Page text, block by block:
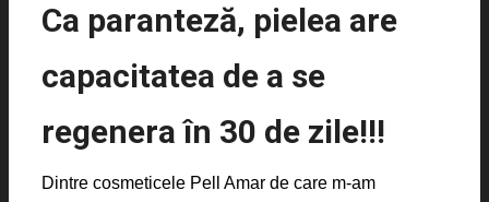
Ca paranteză, pielea are
capacitatea de a se
regenera în 30 de zile!!!
Dintre cosmeticele Pell Amar de care m-am